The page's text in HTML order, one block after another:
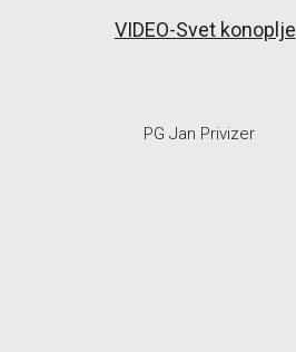
VIDEO-Svet konoplje
PG Jan Privizer